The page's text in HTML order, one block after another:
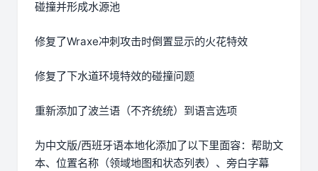
碰撞并形成水源池
修复了Wraxe冲刺攻击时倒置显示的火花特效
修复了下水道环境特效的碰撞问题
重新添加了波兰语（不齐统统）到语言选项
为中文版/西班牙语本地化添加了以下里面容：帮助文
本、位置名称（领域地图和状态列表）、旁白字幕